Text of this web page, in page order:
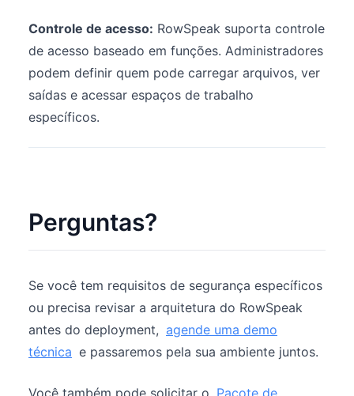
Controle de acesso: RowSpeak suporta controle
de acesso baseado em funções. Administradores
podem definir quem pode carregar arquivos, ver
saídas e acessar espaços de trabalho
específicos.
Perguntas?
Se você tem requisitos de segurança específicos
ou precisa revisar a arquitetura do RowSpeak
antes do deployment, agende uma demo
técnica e passaremos pela sua ambiente juntos.
Você também pode solicitar o Pacote de